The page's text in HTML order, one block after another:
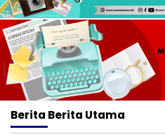
Berita Berita Utama